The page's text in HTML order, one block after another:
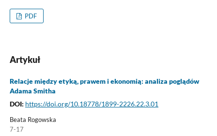
PDF
Artykuł
Relacje między etyką, prawem i ekonomią: analiza poglądów
Adama Smitha
DOI: https://doi.org/10.18778/1899-2226.22.3.01
Beata Rogowska
7-17